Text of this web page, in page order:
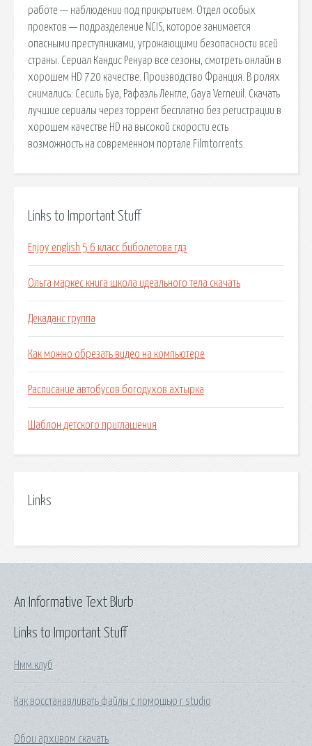
работе — наблюдении под прикрытием. Отдел особых
проектов — подразделение NCIS, которое занимается
опасными преступниками, угрожающими безопасности всей
страны. Сериал Кандис Ренуар все сезоны, смотреть онлайн в
хорошем HD 720 качестве. Производство Франция. В ролях
снимались: Сесиль Буа, Рафаэль Ленгле, Gaya Verneuil. Скачать
лучшие сериалы через торрент бесплатно без регистрации в
хорошем качестве HD на высокой скорости есть
возможность на современном портале Filmtorrents.
Links to Important Stuff
Enjoy english 5 6 класс биболетова гдз
Ольга маркес книга школа идеального тела скачать
Декаданс группа
Как можно обрезать видео на компьютере
Расписание автобусов богодухов ахтырка
Шаблон детского приглашения
Links
Links to Important Stuff
Нмм клуб
Как восстанавливать файлы с помощью r studio
Обои архивом скачать
An Informative Text Blurb